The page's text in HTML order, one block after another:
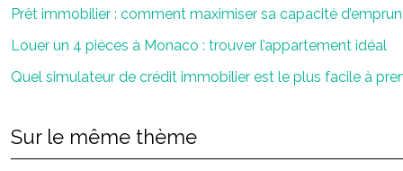
Prêt immobilier : comment maximiser sa capacité
Louer un 4 pièces à Monaco : trouver l’appartement idéal
Quel simulateur de crédit immobilier est le plus facile à
Sur le même thème